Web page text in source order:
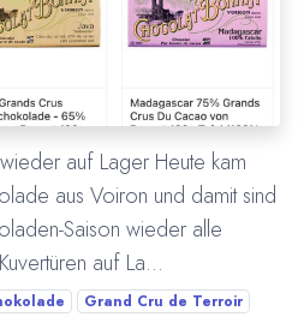
auf Lager Heute kam
aus Voiron und damit sind
Saison wieder alle
auf La...
Grand Cru de Terroir